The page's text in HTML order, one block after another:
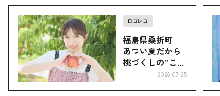
ロコレコ
福島県桑折町｜
あつい夏だから
桃づくしの”こお
2026-07-25